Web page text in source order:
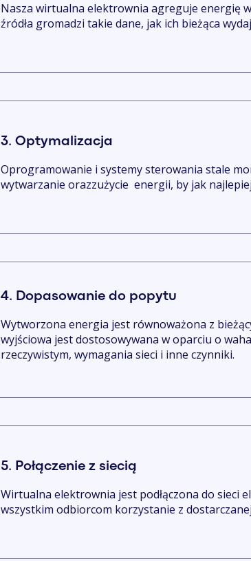
Nasza wirtualna elektrownia agreguje energię
źródła gromadzi takie dane, jak ich bieżąca
3. Optymalizacja
Oprogramowanie i systemy sterowania stale
wytwarzanie orazzużycie energii, by jak
4. Dopasowanie do popytu
Wytworzona energia jest równoważona z
wyjściowa jest dostosowywana w oparciu o
rzeczywistym, wymagania sieci i inne czynniki.
5. Połączenie z siecią
Wirtualna elektrownia jest podłączona do sieci
wszystkim odbiorcom korzystanie z